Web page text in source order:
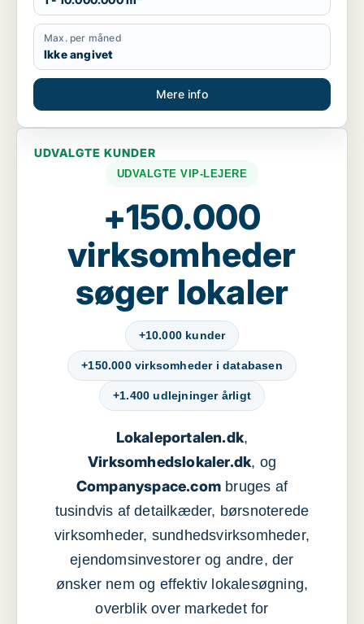
Max. per måned
Ikke angivet
Mere info
UDVALGTE KUNDER
UDVALGTE VIP-LEJERE
+150.000
virksomheder
søger lokaler
+10.000 kunder
+150.000 virksomheder i databasen
+1.400 udlejninger årligt
Lokaleportalen.dk,
Virksomhedslokaler.dk, og
Companyspace.com bruges af
tusindvis af detailkæder, børsnoterede
virksomheder, sundhedsvirksomheder,
ejendomsinvestorer og andre, der
ønsker nem og effektiv lokalesøgning,
overblik over markedet for